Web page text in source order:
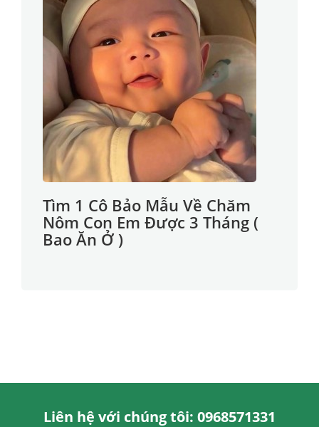
Tìm 1 Cô Bảo Mẫu Về Chăm
Nôm Con Em Được 3 Tháng (
Bao Ăn Ở )
Liên hệ với chúng tôi: 0968571331